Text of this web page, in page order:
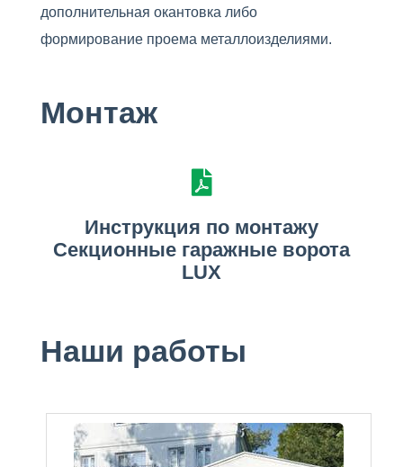
дополнительная окантовка либо
формирование проема металлоизделиями.
Монтаж
Инструкция по монтажу
Секционные гаражные ворота
LUX
Наши работы